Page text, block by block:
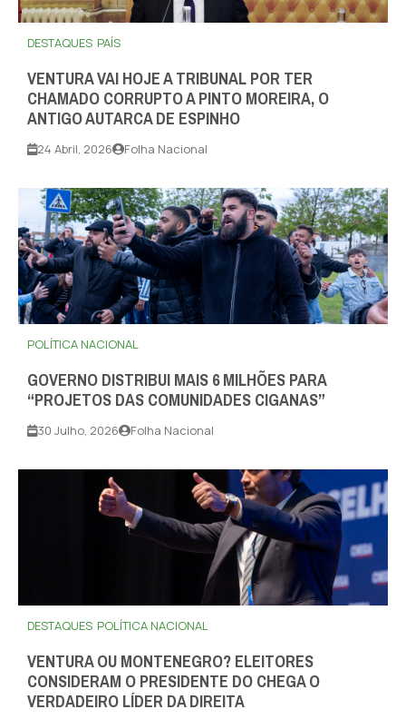
DESTAQUES PAÍS
VENTURA VAI HOJE A TRIBUNAL POR TER
CHAMADO CORRUPTO A PINTO MOREIRA, O
ANTIGO AUTARCA DE ESPINHO
24 Abril, 2026 Folha Nacional
POLÍTICA NACIONAL
GOVERNO DISTRIBUI MAIS 6 MILHÕES PARA
“PROJETOS DAS COMUNIDADES CIGANAS”
30 Julho, 2026 Folha Nacional
DESTAQUES POLÍTICA NACIONAL
VENTURA OU MONTENEGRO? ELEITORES
CONSIDERAM O PRESIDENTE DO CHEGA O
VERDADEIRO LÍDER DA DIREITA